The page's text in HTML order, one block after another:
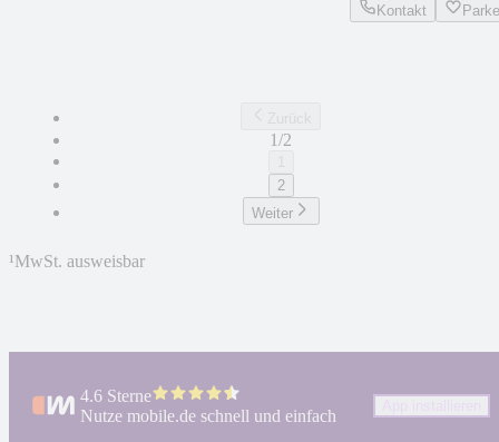
Kontakt
1/2
2
Weiter
¹MwSt. ausweisbar
4.6 Sterne
Nutze mobile.de schnell und einfach